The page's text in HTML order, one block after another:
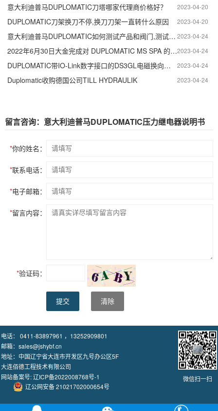
2023-04-20
意大利迪普马DUPLOMATIC刀塔哪家代理商价格好？
2023-04-20
DUPLOMATIC刀架换刀不停,换刀刀架一直转什么原因
2023-04-24
意大利迪普马DUPLOMATIC如何测试产品和阀门,测试产品和阀门的方法
2023-04-24
2022年6月30日大金完成对 DUPLOMATIC MS SPA 的收购
2023-04-24
DUPLOMATIC带IO-Link数字接口的DS3GL电磁换向阀介绍,DS3GL电磁换向阀优点
2023-04-24
Duplomatic收购德国公司TILL HYDRAULIK
留言咨询：意大利迪普马DUPLOMATIC压力继电器说明书
*你的姓名：
*联系电话：
*电子邮箱：
*留言内容：
*验证码：
提交 清除
微信扫一扫
电话： 0411-83897961 ，13252909801
邮箱：sales@jshybf.cn
地址：中国辽宁省大连市开发区九号办公区5F
大连佰德工程技术有限公司
网站备案号:辽ICP备2022008768号-1
辽公网安备 21021702000654号